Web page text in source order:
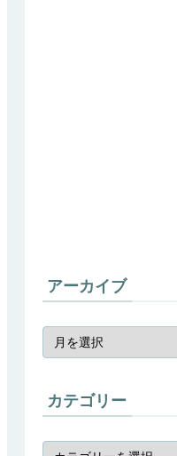
アーカイブ
カテゴリー